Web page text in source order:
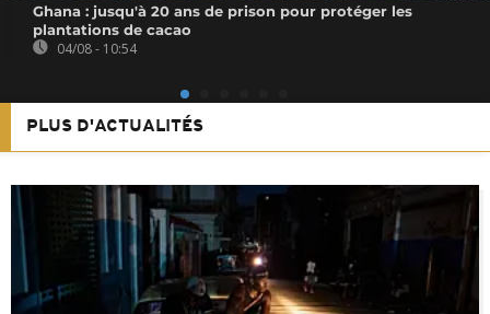
Ghana : jusqu'à 20 ans de prison pour protéger les
plantations de cacao
04/08 - 10:54
PLUS D'ACTUALITÉS